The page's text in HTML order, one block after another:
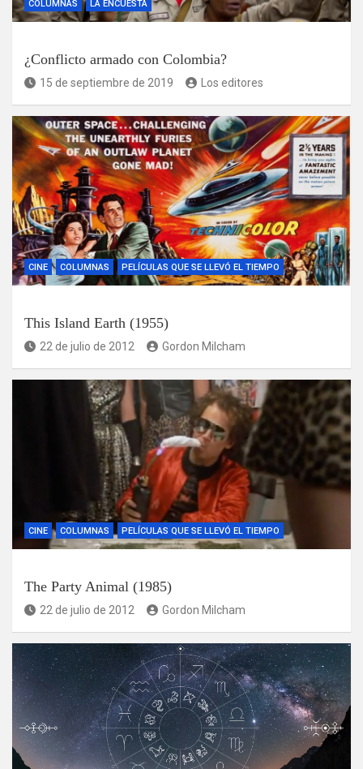
COLUMNAS LA ENCUESTA
¿Conflicto armado con Colombia?
15 de septiembre de 2019 Los editores
CINE COLUMNAS PELÍCULAS QUE SE LLEVÓ EL TIEMPO
This Island Earth (1955)
22 de julio de 2012 Gordon Milcham
CINE COLUMNAS PELÍCULAS QUE SE LLEVÓ EL TIEMPO
The Party Animal (1985)
22 de julio de 2012 Gordon Milcham